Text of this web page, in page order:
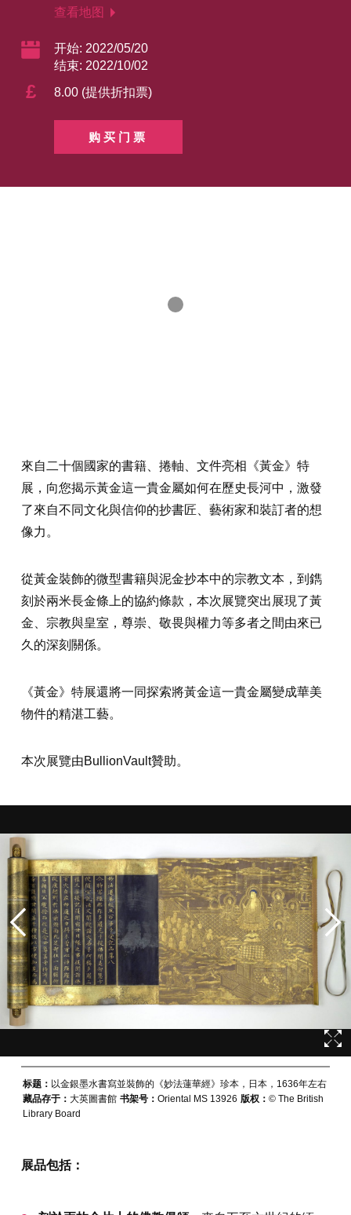
查看地图
开始: 2022/05/20
结束: 2022/10/02
£ 8.00 (提供折扣票)
购买门票
來自二十個國家的書籍、捲軸、文件亮相《黃金》特
展，向您揭示黃金這一貴金屬如何在歷史長河中，激發
了來自不同文化與信仰的抄書匠、藝術家和裝訂者的想
像力。
從黃金裝飾的微型書籍與泥金抄本中的宗教文本，到鐫
刻於兩米長金條上的協約條款，本次展覽突出展現了黃
金、宗教與皇室，尊崇、敬畏與權力等多者之間由來已
久的深刻關係。
《黃金》特展還將一同探索將黃金這一貴金屬變成華美
物件的精湛工藝。
本次展覽由BullionVault贊助。
标题： 以金銀墨水書寫並裝飾的《妙法蓮華經》珍本，日本，1636年左右
藏品存于： 大英圖書館 书架号： Oriental MS 13926 版权： © The British
Library Board
展品包括：